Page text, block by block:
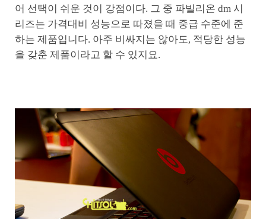
어 선택이 쉬운 것이 강점이다. 그 중 파빌리온 dm 시
리즈는 가격대비 성능으로 따졌을 때 중급 수준에 준
하는 제품입니다. 아주 비싸지는 않아도, 적당한 성능
을 갖춘 제품이라고 할 수 있지요.